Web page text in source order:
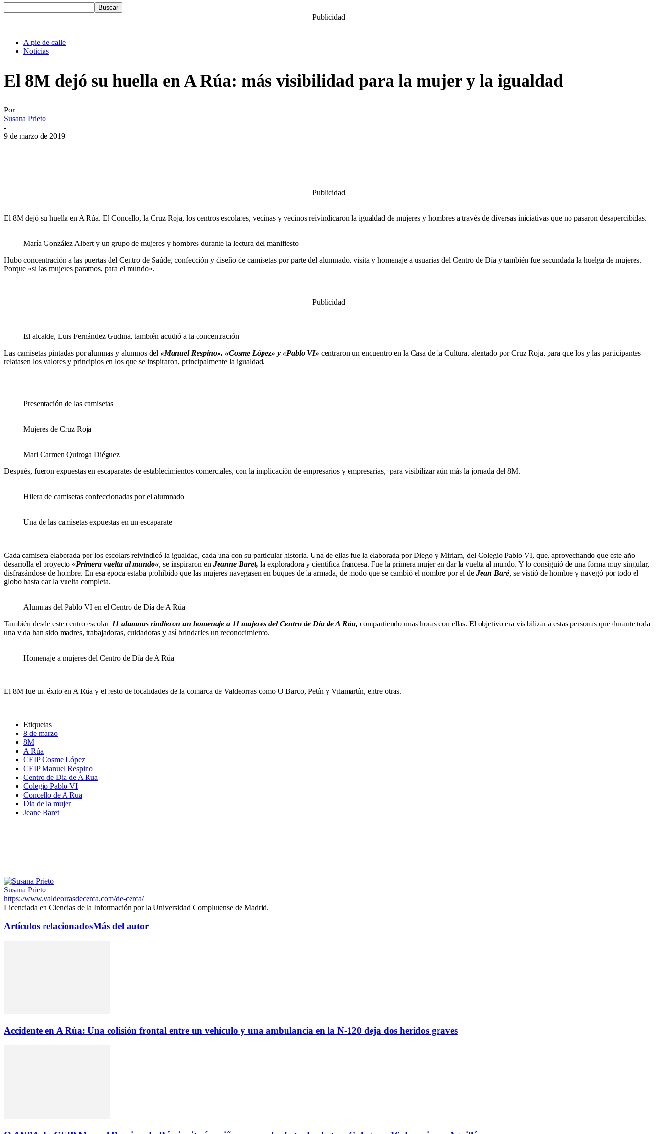
Publicidad
A pie de calle
Noticias
El 8M dejó su huella en A Rúa: más visibilidad para la mujer y la igualdad
Por
Susana Prieto
-
9 de marzo de 2019
Publicidad
El 8M dejó su huella en A Rúa. El Concello, la Cruz Roja, los centros escolares, vecinas y vecinos reivindicaron la igualdad de mujeres y hombres a través de diversas iniciativas que no pasaron desapercibidas.
María González Albert y un grupo de mujeres y hombres durante la lectura del manifiesto
Hubo concentración a las puertas del Centro de Saúde, confección y diseño de camisetas por parte del alumnado, visita y homenaje a usuarias del Centro de Día y también fue secundada la huelga de mujeres.
Porque «si las mujeres paramos, para el mundo».
Publicidad
El alcalde, Luis Fernández Gudiña, también acudió a la concentración
Las camisetas pintadas por alumnas y alumnos del «Manuel Respino», «Cosme López» y «Pablo VI» centraron un encuentro en la Casa de la Cultura, alentado por Cruz Roja, para que los y las participantes
relatasen los valores y principios en los que se inspiraron, principalmente la igualdad.
Presentación de las camisetas
Mujeres de Cruz Roja
Mari Carmen Quiroga Diéguez
Después, fueron expuestas en escaparates de establecimientos comerciales, con la implicación de empresarios y empresarias, para visibilizar aún más la jornada del 8M.
Hilera de camisetas confeccionadas por el alumnado
Una de las camisetas expuestas en un escaparate
Cada camiseta elaborada por los escolars reivindicó la igualdad, cada una con su particular historia. Una de ellas fue la elaborada por Diego y Miriam, del Colegio Pablo VI, que, aprovechando que este año
desarrolla el proyecto «Primera vuelta al mundo«, se inspiraron en Jeanne Baret, la exploradora y científica francesa. Fue la primera mujer en dar la vuelta al mundo. Y lo consiguió de una forma muy singular,
disfrazándose de hombre. En esa época estaba prohibido que las mujeres navegasen en buques de la armada, de modo que se cambió el nombre por el de Jean Baré, se vistió de hombre y navegó por todo el
globo hasta dar la vuelta completa.
Alumnas del Pablo VI en el Centro de Día de A Rúa
También desde este centro escolar, 11 alumnas rindieron un homenaje a 11 mujeres del Centro de Día de A Rúa, compartiendo unas horas con ellas. El objetivo era visibilizar a estas personas que durante toda
una vida han sido madres, trabajadoras, cuidadoras y así brindarles un reconocimiento.
Homenaje a mujeres del Centro de Día de A Rúa
El 8M fue un éxito en A Rúa y el resto de localidades de la comarca de Valdeorras como O Barco, Petín y Vilamartín, entre otras.
Etiquetas
8 de marzo
8M
A Rúa
CEIP Cosme López
CEIP Manuel Respino
Centro de Dia de A Rua
Colegio Pablo VI
Concello de A Rua
Dia de la mujer
Jeane Baret
Susana Prieto
https://www.valdeorrasdecerca.com/de-cerca/
Licenciada en Ciencias de la Información por la Universidad Complutense de Madrid.
Artículos relacionadosMás del autor
Accidente en A Rúa: Una colisión frontal entre un vehículo y una ambulancia en la N-120 deja dos heridos graves